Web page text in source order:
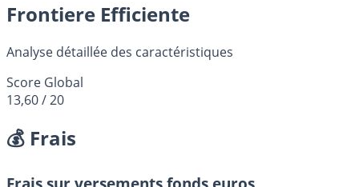
Frontiere Efficiente
Analyse détaillée des caractéristiques
Score Global
13,60/ 20
💰 Frais